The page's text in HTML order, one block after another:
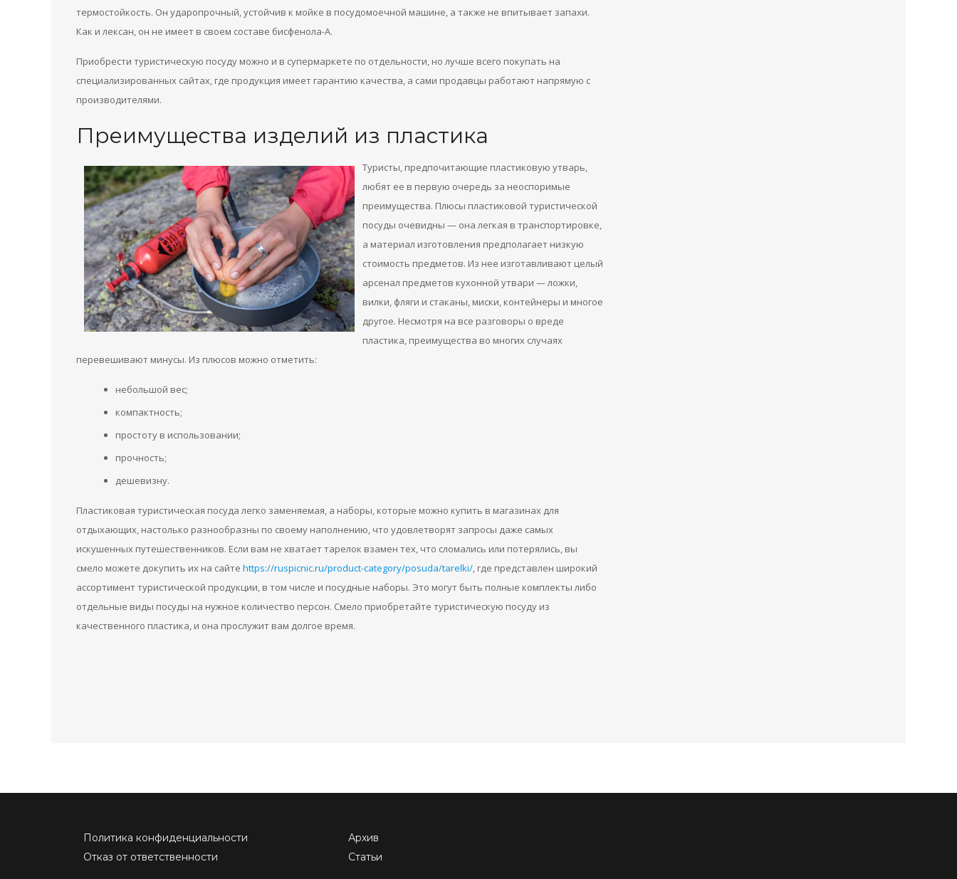
термостойкость. Он ударопрочный, устойчив к мойке в посудомоечной машине, а также не впитывает запахи.
Как и лексан, он не имеет в своем составе бисфенола-А.
Приобрести туристическую посуду можно и в супермаркете по отдельности, но лучше всего покупать на
специализированных сайтах, где продукция имеет гарантию качества, а сами продавцы работают напрямую с
производителями.
Преимущества изделий из пластика
Туристы, предпочитающие пластиковую утварь,
любят ее в первую очередь за неоспоримые
преимущества. Плюсы пластиковой туристической
посуды очевидны — она легкая в транспортировке,
а материал изготовления предполагает низкую
стоимость предметов. Из нее изготавливают целый
арсенал предметов кухонной утвари — ложки,
вилки, фляги и стаканы, миски, контейнеры и многое
другое. Несмотря на все разговоры о вреде
пластика, преимущества во многих случаях
перевешивают минусы. Из плюсов можно отметить:
небольшой вес;
компактность;
простоту в использовании;
прочность;
дешевизну.
Пластиковая туристическая посуда легко заменяемая, а наборы, которые можно купить в магазинах для
отдыхающих, настолько разнообразны по своему наполнению, что удовлетворят запросы даже самых
искушенных путешественников. Если вам не хватает тарелок взамен тех, что сломались или потерялись, вы
смело можете докупить их на сайте https://ruspicnic.ru/product-category/posuda/tarelki/, где представлен широкий
ассортимент туристической продукции, в том числе и посудные наборы. Это могут быть полные комплекты либо
отдельные виды посуды на нужное количество персон. Смело приобретайте туристическую посуду из
качественного пластика, и она прослужит вам долгое время.
Политика конфиденциальности
Отказ от ответственности
Архив
Статьи